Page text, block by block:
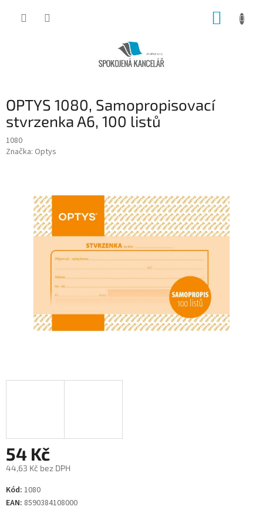
OPTYS 1080, Samopropisovací
stvrzenka A6, 100 listů
1080
Značka: Optys
54 Kč
44,63 Kč bez DPH
Měrná
cena:
Kód: 1080
EAN: 8590384108000